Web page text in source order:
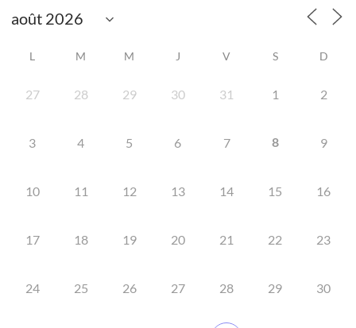
L M M J V S D
27 28 29 30 31 1 2
3 4 5 6 7 8 9
10 11 12 13 14 15 16
17 18 19 20 21 22 23
24 25 26 27 28 29 30